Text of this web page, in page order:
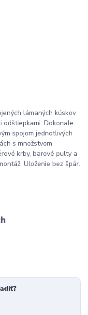
lámaných kúskov
odštiepkami. Dokonale
spojom jednotlivých
s množstvom
krby, barové pulty a
Uloženie bez špár.